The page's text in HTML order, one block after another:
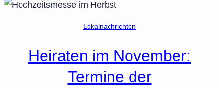
Lokalnachrichten
Heiraten im November:
Termine der